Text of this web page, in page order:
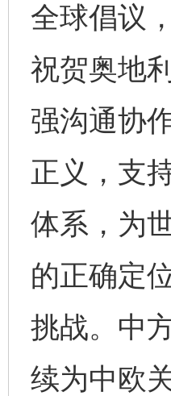
全球倡议
祝贺奥地
强沟通协
正义，支
体系，为
的正确定
挑战。中
续为中欧